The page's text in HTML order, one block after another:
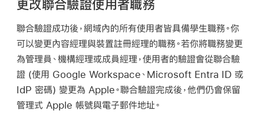
更改聯合驗證使用者職務
聯合驗證成功後，網域內的所有使用者皆具備學生職務。你
可以變更內容經理與裝置註冊經理的職務。若你將職務變更
為管理員、機構經理或成員經理，使用者的驗證會從聯合驗
證 (使用 Google Workspace、Microsoft Entra ID 或
IdP 密碼) 變更為 Apple。聯合驗證完成後，他們仍會保留
管理式 Apple 帳號與電子郵件地址。